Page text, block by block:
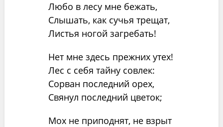
Любо в лесу мне бежать,
Слышать, как сучья трещат,
Листья ногой загребать!
Нет мне здесь прежних утех!
Лес с себя тайну совлек:
Сорван последний орех,
Свянул последний цветок;
Мох не приподнят, не взрыт